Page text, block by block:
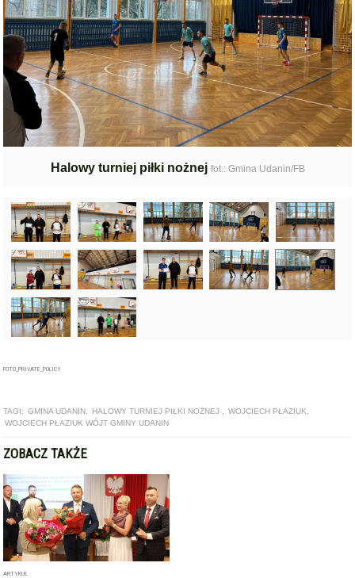
Halowy turniej piłki nożnej fot.: Gmina Udanin/FB
FOTO_PRIVATE_POLICY
TAGI: GMINA UDANIN HALOWY TURNIEJ PIŁKI NOŻNEJ WOJCIECH PŁAZIUK
WOJCIECH PŁAZIUK WÓJT GMINY UDANIN
ZOBACZ TAKŻE
ARTYKUŁ